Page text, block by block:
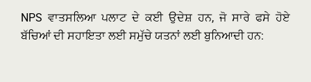
NPS ਵਾਤਸਲਿਆ ਪਲਾਟ ਦੇ ਕਈ ਉਦੇਸ਼ ਹਨ, ਜੋ ਸਾਰੇ ਫਸੇ ਹੋਏ
ਬੱਚਿਆਂ ਦੀ ਸਹਾਇਤਾ ਲਈ ਸਮੁੱਚੇ ਯਤਨਾਂ ਲਈ ਬੁਨਿਆਦੀ ਹਨ: